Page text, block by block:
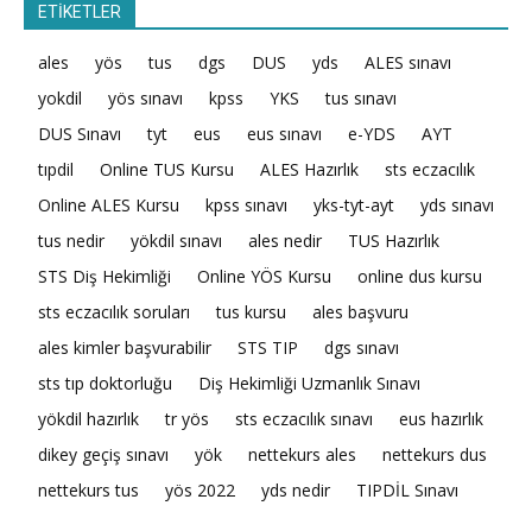
ETİKETLER
ales yös tus dgs DUS yds
ALES sınavı
yokdil
yös sınavı kpss YKS
tus sınavı
DUS Sınavı
tyt eus eus sınavı e-YDS
AYT
tıpdil
Online TUS Kursu ALES Hazırlık
sts eczacılık
Online ALES Kursu
kpss sınavı yks-tyt-ayt
yds sınavı
tus nedir
yökdil sınavı ales nedir
TUS Hazırlık
STS Diş Hekimliği
Online YÖS Kursu
online dus kursu
sts eczacılık soruları
tus kursu
ales başvuru
ales kimler başvurabilir
STS TIP
dgs sınavı
sts tıp doktorluğu
Diş Hekimliği Uzmanlık Sınavı
yökdil hazırlık
tr yös sts eczacılık sınavı
eus hazırlık
dikey geçiş sınavı
yök nettekurs ales
nettekurs dus
nettekurs tus
yös 2022 yds nedir
TIPDİL Sınavı